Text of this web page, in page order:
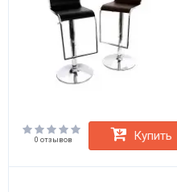
0 отзывов Купить